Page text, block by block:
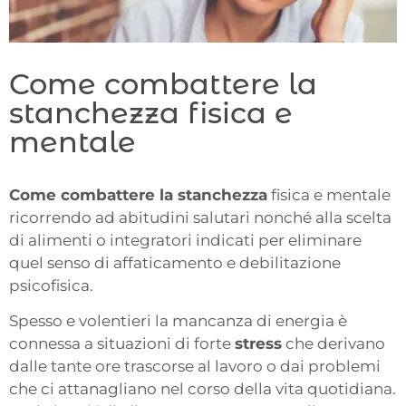
Come combattere la
stanchezza fisica e
mentale
Come combattere la stanchezza fisica e mentale
ricorrendo ad abitudini salutari nonché alla scelta
di alimenti o integratori indicati per eliminare
quel senso di affaticamento e debilitazione
psicofisica.
Spesso e volentieri la mancanza di energia è
connessa a situazioni di forte stress che derivano
dalle tante ore trascorse al lavoro o dai problemi
che ci attanagliano nel corso della vita quotidiana.